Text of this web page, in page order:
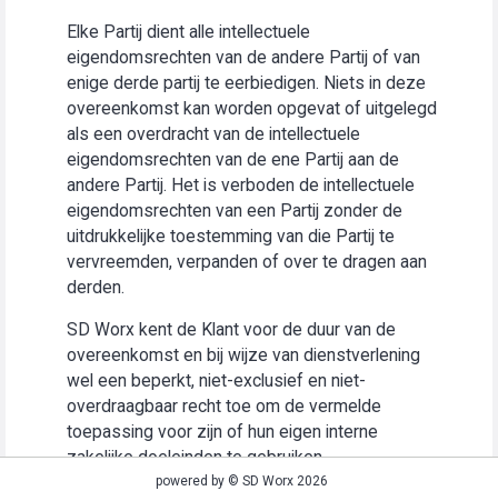
Elke Partij dient alle intellectuele
eigendomsrechten van de andere Partij of van
enige derde partij te eerbiedigen. Niets in deze
overeenkomst kan worden opgevat of uitgelegd
als een overdracht van de intellectuele
eigendomsrechten van de ene Partij aan de
andere Partij. Het is verboden de intellectuele
eigendomsrechten van een Partij zonder de
uitdrukkelijke toestemming van die Partij te
vervreemden, verpanden of over te dragen aan
derden.
SD Worx kent de Klant voor de duur van de
overeenkomst en bij wijze van dienstverlening
wel een beperkt, niet-exclusief en niet-
overdraagbaar recht toe om de vermelde
toepassing voor zijn of hun eigen interne
zakelijke doeleinden te gebruiken
(“Gebruiksrecht”).powered by © SD Worx 2026